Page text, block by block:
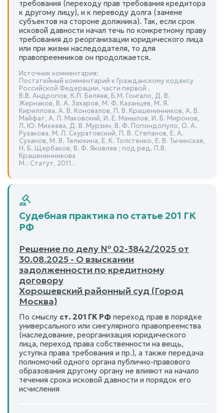
требования (переходу прав требования кредитора
к другому лицу), и к переводу долга (замене
субъектов на стороне должника). Так, если срок
исковой давности начал течь по конкретному праву
требования до реорганизации юридического лица
или при жизни наследодателя, то для
правопреемников он продолжается.
Источник комментария:
Постатейный комментарий к Гражданскому кодексу
Российской Федерации, части первой .
В.В. Андропов, К.П. Беляев, Б.М. Гонгало, Д. В.
Жернаков, В. А. Захаров, М. Ф. Казанцев, М. Я.
Кириллова, А. В. Коновалов, П. В. Крашенинников, А. В.
Майфат, А. Л. Маковский, И. Е. Манылов, И. Б. Миронов,
Л. Ю. Михеева, Д. В. Мурзин, В. Ф. Попондопуло, О. А.
Рузакова, М. Л. Скуратовский, П. В. Степанов, Е. А.
Суханов, М. В. Телюкина, Е. К. Толстенко, Е. В. Тычинская,
Н. Б. Щербаков, В. Ф. Яковлев ; под ред. П.В.
Крашенинникова
М.: Статут, 2011 .
Судебная практика по статье 201 ГК
РФ
Решение по делу № 02-3842/2025 от
30.08.2025 - О взыскании
задолженности по кредитному
договору
Хорошевский районный суд (Город
Москва)
По смыслу ст. 201 ГК РФ переход прав в порядке
универсального или сингулярного правопреемства
(наследование, реорганизация юридического
лица, переход права собственности на вещь,
уступка права требования и пр.), а также передача
полномочий одного органа публично-правового
образования другому органу не влияют на начало
течения срока исковой давности и порядок его
исчисления